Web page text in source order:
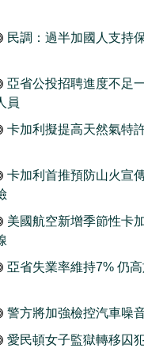
民調：過半加國人支持
亞省公投招聘進度不
員
卡加利擬提高天然氣特
卡加利首推預防山火宣
美國航空新增季節性卡
亞省失業率維持7% 仍
警方將加強檢控汽車噪
愛民頓女子監獄轉移囚